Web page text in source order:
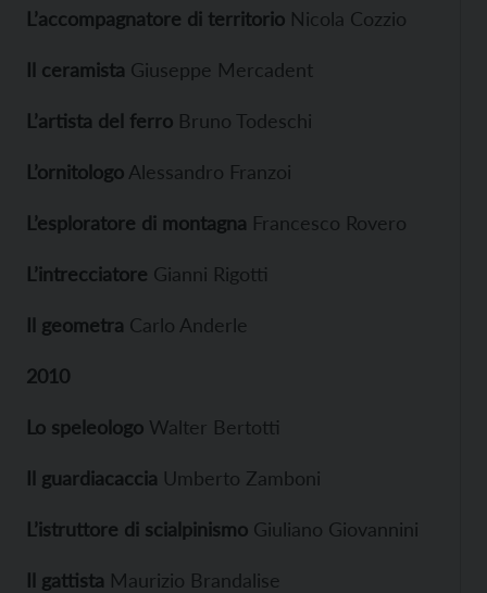
L’accompagnatore di territorio Nicola Cozzio
Il ceramista Giuseppe Mercadent
L’artista del ferro Bruno Todeschi
L’ornitologo Alessandro Franzoi
L’esploratore di montagna Francesco Rovero
L’intrecciatore Gianni Rigotti
Il geometra Carlo Anderle
2010
Lo speleologo Walter Bertotti
Il guardiacaccia Umberto Zamboni
L’istruttore di scialpinismo Giuliano Giovannini
Il gattista Maurizio Brandalise